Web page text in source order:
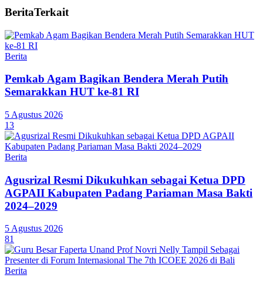
BeritaTerkait
Berita
Pemkab Agam Bagikan Bendera Merah Putih
Semarakkan HUT ke-81 RI
5 Agustus 2026
13
Berita
Agusrizal Resmi Dikukuhkan sebagai Ketua DPD
AGPAII Kabupaten Padang Pariaman Masa Bakti
2024–2029
5 Agustus 2026
81
Berita